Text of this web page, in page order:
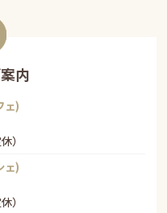
内
ェ)
）
ェ)
）